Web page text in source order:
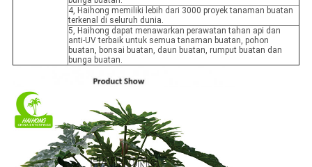
4, Haihong memiliki lebih dari 3000 proyek tanaman buatan
terkenal di seluruh dunia.
5, Haihong dapat menawarkan perawatan tahan api dan
anti-UV terbaik untuk semua tanaman buatan, pohon
buatan, bonsai buatan, daun buatan, rumput buatan dan
bunga buatan.